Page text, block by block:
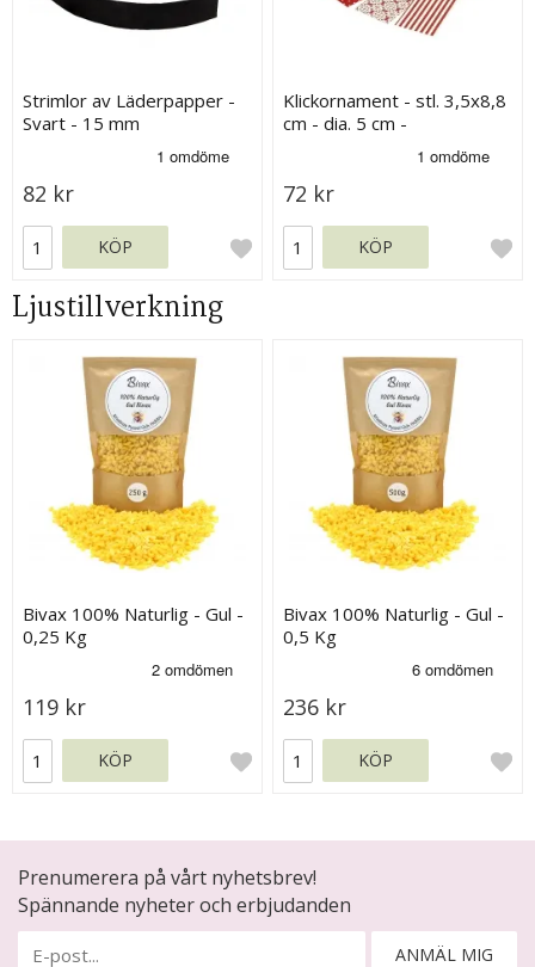
Strimlor av Läderpapper -
Svart - 15 mm
82 kr
KÖP
Klickornament - stl. 3,5x8,8
cm - dia. 5 cm -
72 kr
KÖP
Ljustillverkning
Bivax 100% Naturlig - Gul -
0,25 Kg
119 kr
KÖP
Bivax 100% Naturlig - Gul -
0,5 Kg
236 kr
KÖP
Prenumerera på vårt nyhetsbrev!
Spännande nyheter och erbjudanden
ANMÄL MIG